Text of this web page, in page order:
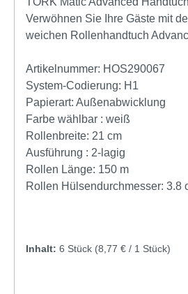
Verwöhnen Sie Ihre Gäste mit
weichen Rollenhandtuch
Blattmuster in Grau. Diese
für die Tork Matic® Spender für
die für eine einfache Wartung in
hoher Besucherfrequenz
spart Zeit und kontrolliert dank
auch den Verbrauch. Große, weiche Handtücher, die
sich hochwertig anfühlen,
langanhaltenden guten Eindruck Langlebige
150m EU Ecolabel ISEGA-zertifiziert mit
Artikelnummer: HOS290067
System-Codierung: H1
Papierart: Außenabwicklung
Farbe wählbar : weiß
Rollenbreite: 21 cm
Ausführung : 2-lagig
Rollen Länge: 150 m
Rollen Hülsendurchmesser: 3.8
Inhalt: 6 Stück (8,77 € / 1 Stück)